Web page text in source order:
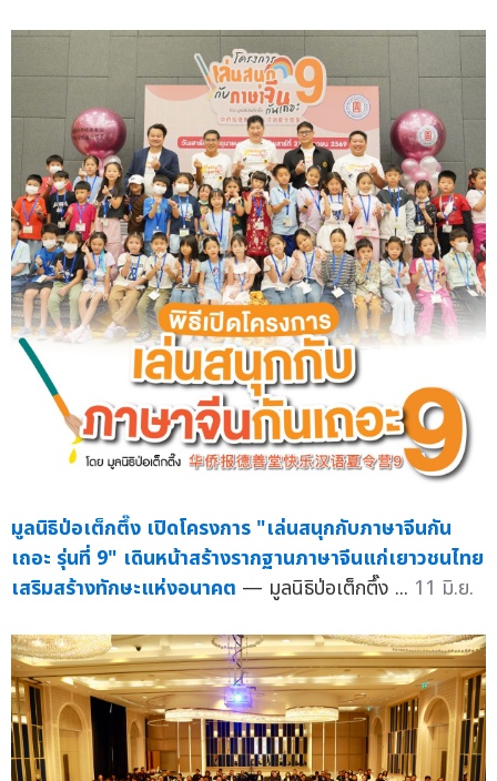
มูลนิธิป่อเต็กตึ๊ง เปิดโครงการ "เล่นสนุกกับภาษาจีนกัน
เถอะ รุ่นที่ 9" เดินหน้าสร้างรากฐานภาษาจีนแก่เยาวชนไทย
เสริมสร้างทักษะแห่งอนาคต — มูลนิธิป่อเต็กตึ๊ง ... 11 มิ.ย.